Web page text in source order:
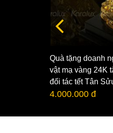
Quà tặng doanh
vật mạ vàng 24K
đối tác tết Tân
4.000.000 đ